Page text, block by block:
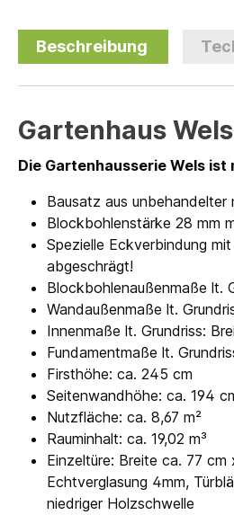
Beschreibung
Gartenhaus
Die Gartenhausserie Wels
Bausatz aus
Blockbohlenstärke 28 mm
Spezielle Eckverbindung
abgeschrägt!
Blockbohlenaußenmaße lt.
Wandaußenmaße lt.
Innenmaße lt. Grundriss:
Fundamentmaße lt.
Firsthöhe: ca. 245 cm
Seitenwandhöhe: ca. 194
Nutzfläche: ca. 8,67 m²
Rauminhalt: ca. 19,02 m³
Einzeltüre: Breite ca. 77
Echtverglasung 4mm,
niedriger Holzschwelle